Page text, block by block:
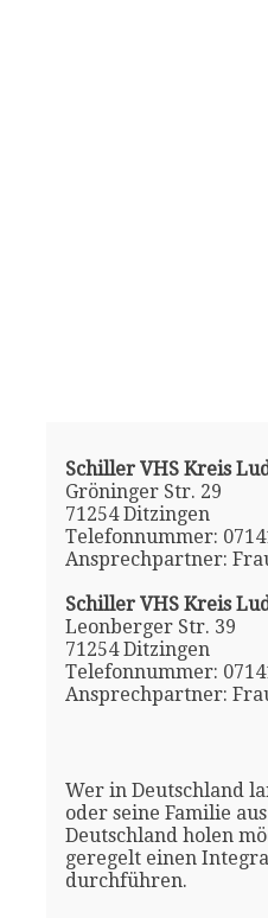
Schiller VHS Kreis
Gröninger Str. 29
71254 Ditzingen
Telefonnummer:
Ansprechpartner:
Schiller VHS Kreis
Leonberger Str. 39
71254 Ditzingen
Telefonnummer:
Ansprechpartner:
Wer in Deutschland
oder seine Familie
Deutschland holen
geregelt einen
durchführen.